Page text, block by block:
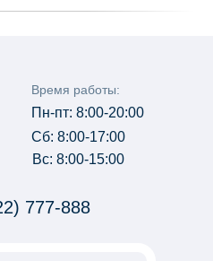
Пн-пт: 8:00-20:00
Сб: 8:00-17:00
Вс: 8:00-15:00
Время работы:
777-888